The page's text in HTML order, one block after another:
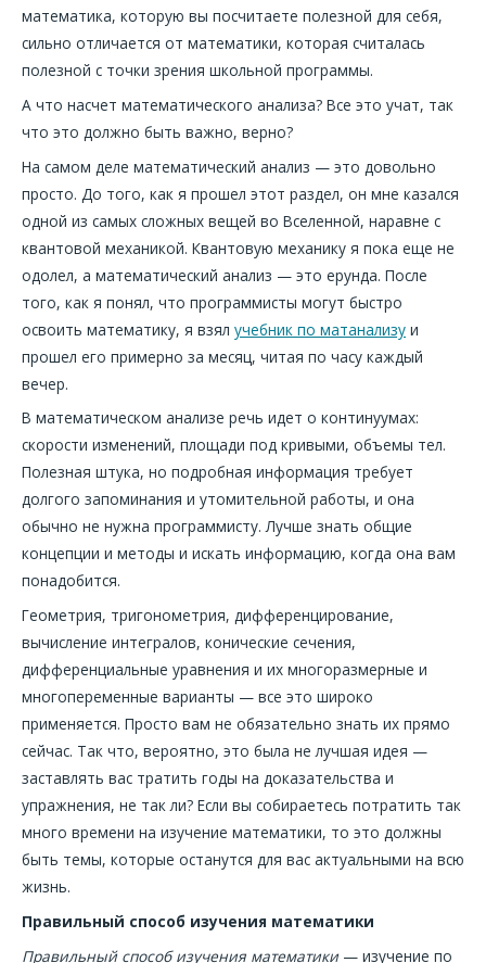
математика, которую вы посчитаете полезной для себя,
сильно отличается от математики, которая считалась
полезной с точки зрения школьной программы.
А что насчет математического анализа? Все это учат, так
что это должно быть важно, верно?
На самом деле математический анализ — это довольно
просто. До того, как я прошел этот раздел, он мне казался
одной из самых сложных вещей во Вселенной, наравне с
квантовой механикой. Квантовую механику я пока еще не
одолел, а математический анализ — это ерунда. После
того, как я понял, что программисты могут быстро
освоить математику, я взял учебник по матанализу и
прошел его примерно за месяц, читая по часу каждый
вечер.
В математическом анализе речь идет о континуумах:
скорости изменений, площади под кривыми, объемы тел.
Полезная штука, но подробная информация требует
долгого запоминания и утомительной работы, и она
обычно не нужна программисту. Лучше знать общие
концепции и методы и искать информацию, когда она вам
понадобится.
Геометрия, тригонометрия, дифференцирование,
вычисление интегралов, конические сечения,
дифференциальные уравнения и их многоразмерные и
многопеременные варианты — все это широко
применяется. Просто вам не обязательно знать их прямо
сейчас. Так что, вероятно, это была не лучшая идея —
заставлять вас тратить годы на доказательства и
упражнения, не так ли? Если вы собираетесь потратить так
много времени на изучение математики, то это должны
быть темы, которые останутся для вас актуальными на всю
жизнь.
Правильный способ изучения математики
Правильный способ изучения математики— изучение по